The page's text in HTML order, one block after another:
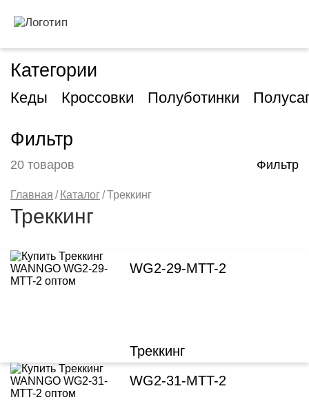
Категории
Кеды Кроссовки Полуботинки
Фильтр
20 товаров Фильтр
Главная / Каталог/Треккинг
Треккинг
WG2-29-MTT-2
Треккинг
WG2-31-MTT-2